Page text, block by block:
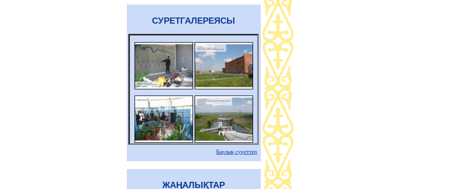
СУРЕТГАЛЕРЕЯСЫ
Барлық суреттер
ЖАҢАЛЫҚТАР